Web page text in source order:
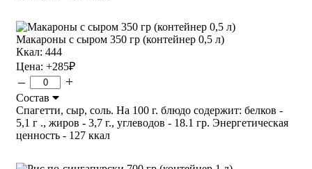
Макароны с сыром 350 гр (контейнер 0,5 л)
Ккал: 444
Цена: +285₽
– +
Состав
Спагетти, сыр, соль. На 100 г. блюдо содержит: белков -
5,1 г ., жиров - 3,7 г., углеводов - 18.1 гр. Энергетическая
ценность - 127 ккал